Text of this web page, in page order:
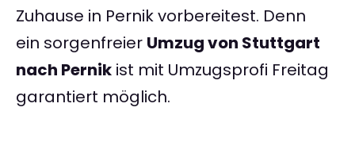
Zuhause in Pernik vorbereitest. Denn
ein sorgenfreier Umzug von Stuttgart
nach Pernik ist mit Umzugsprofi Freitag
garantiert möglich.